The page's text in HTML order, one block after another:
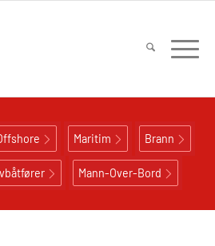
Maritim Brann
Mann-Over-Bord